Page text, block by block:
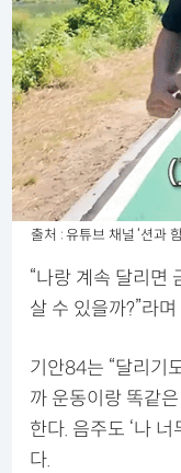
출처 : 유튜브 채널 ‘션과
“나랑 계속 달리면
살 수 있을까?”라
기안84는 “달리기
까 운동이랑 똑같
한다. 음주도 ‘나
다.